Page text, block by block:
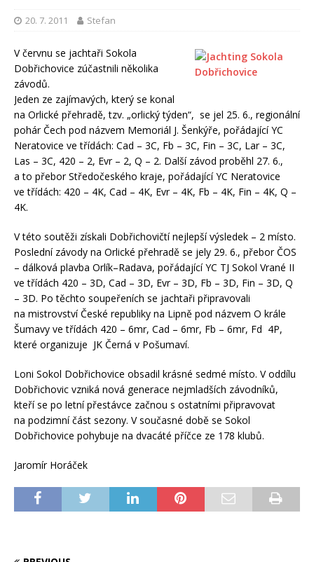
20. 7. 2011 Stefan
V červnu se jachtaři Sokola
Dobřichovice zúčastnili několika
závodů.
Jeden ze zajímavých, který se konal
na Orlické přehradě, tzv. „orlický týden“, se jel 25. 6., regionální
pohár Čech pod názvem Memoriál J. Šenkýře, pořádající YC
Neratovice ve třídách: Cad – 3C, Fb – 3C, Fin – 3C, Lar – 3C,
Las – 3C, 420 – 2, Evr – 2, Q – 2. Další závod proběhl 27. 6.,
a to přebor Středočeského kraje, pořádající YC Neratovice
ve třídách: 420 – 4K, Cad – 4K, Evr – 4K, Fb – 4K, Fin – 4K, Q –
4K.
V této soutěži získali Dobřichovičtí nejlepší výsledek – 2 místo.
Poslední závody na Orlické přehradě se jely 29. 6., přebor ČOS
– dálková plavba Orlík–Radava, pořádající YC TJ Sokol Vrané II
ve třídách 420 – 3D, Cad – 3D, Evr – 3D, Fb – 3D, Fin – 3D, Q
– 3D. Po těchto soupeřeních se jachtaři připravovali
na mistrovství České republiky na Lipně pod názvem O krále
Šumavy ve třídách 420 – 6mr, Cad – 6mr, Fb – 6mr, Fd 4P,
které organizuje JK Černá v Pošumaví.
Loni Sokol Dobřichovice obsadil krásné sedmé místo. V oddílu
Dobřichovic vzniká nová generace nejmladších závodníků,
kteří se po letní přestávce začnou s ostatními připravovat
na podzimní část sezony. V současné době se Sokol
Dobřichovice pohybuje na dvacáté příčce ze 178 klubů.
Jaromír Horáček